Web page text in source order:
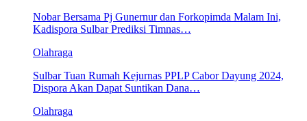
Nobar Bersama Pj Gunernur dan Forkopimda Malam Ini,
Kadispora Sulbar Prediksi Timnas…
Olahraga
Sulbar Tuan Rumah Kejurnas PPLP Cabor Dayung 2024,
Dispora Akan Dapat Suntikan Dana…
Olahraga